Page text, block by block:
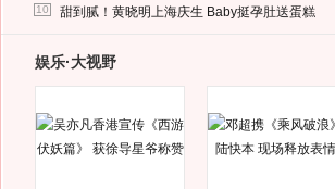
马蓉离婚后，砸1000万人民币给媒体要求删掉这照片
10 甜到腻！黄晓明上海庆生 Baby挺孕肚送蛋糕
娱乐·大视野